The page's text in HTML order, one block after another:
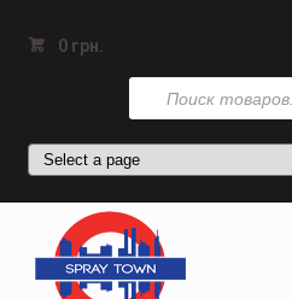
0 грн.
Поиск
товаров